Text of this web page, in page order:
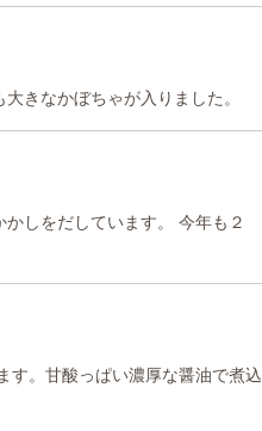
きなかぼちゃが入りました。
しをだしています。 今年も２
す。甘酸っぱい濃厚な醤油で煮込